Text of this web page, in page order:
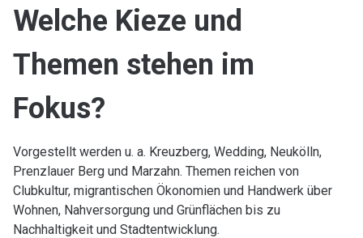
Welche Kieze und
Themen stehen im
Fokus?
Vorgestellt werden u. a. Kreuzberg, Wedding, Neukölln,
Prenzlauer Berg und Marzahn. Themen reichen von
Clubkultur, migrantischen Ökonomien und Handwerk über
Wohnen, Nahversorgung und Grünflächen bis zu
Nachhaltigkeit und Stadtentwicklung.